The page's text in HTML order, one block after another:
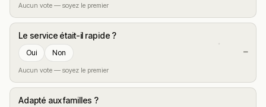
Aucun vote — soyez le premier
Le service était-il rapide ?
Oui Non
Aucun vote — soyez le premier
—
Adapté aux familles ?